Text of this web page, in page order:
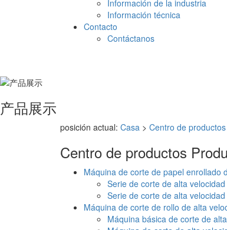
Información de la industria
Información técnica
Contacto
Contáctanos
产品展示
posición actual: Casa > Centro de productos
Centro de productos
Máquina de corte de papel enrollado
Serie de corte de alta
Serie de corte de alta
Máquina de corte de rollo de alta
Máquina básica de corte de